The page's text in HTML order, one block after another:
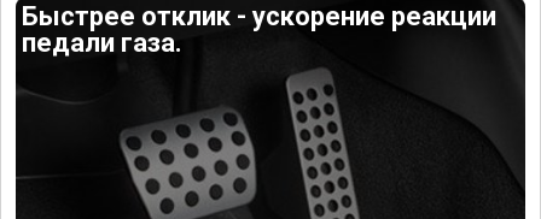
Быстрее отклик - ускорение реакции
педали газа.